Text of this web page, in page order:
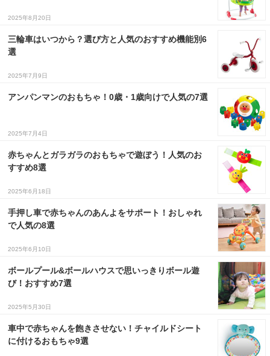
2025年8月20日
三輪車はいつから？選び方と人気のおすすめ機能別6
選
2025年7月9日
アンパンマンのおもちゃ！0歳・1歳向けで人気の7選
2025年7月4日
赤ちゃんとガラガラのおもちゃで遊ぼう！人気のお
すすめ8選
2025年6月18日
手押し車で赤ちゃんのあんよをサポート！おしゃれ
で人気の8選
2025年6月10日
ボールプール&ボールハウスで思いっきりボール遊
び！おすすめ7選
2025年5月30日
車中で赤ちゃんを飽きさせない！チャイルドシート
に付けるおもちゃ9選